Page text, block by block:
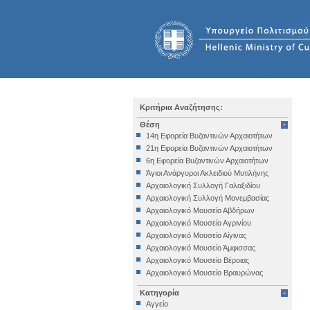
Κριτήρια Αναζήτησης:
Θέση
14η Εφορεία Βυζαντινών Αρχαιοτήτων
21η Εφορεία Βυζαντινών Αρχαιοτήτων
6η Εφορεία Βυζαντινών Αρχαιοτήτων
Άγιοι Ανάργυροι Ακλειδιού Μυτιλήνης
Αρχαιολογική Συλλογή Γαλαξιδίου
Αρχαιολογική Συλλογή Μονεμβασίας
Αρχαιολογικό Μουσείο Αβδήρων
Αρχαιολογικό Μουσείο Αγρινίου
Αρχαιολογικό Μουσείο Αίγινας
Αρχαιολογικό Μουσείο Άμφισσας
Αρχαιολογικό Μουσείο Βέροιας
Αρχαιολογικό Μουσείο Βραυρώνας
Αρχαιολογικό Μουσείο Δελφών
Αρχαιολογικό Μουσείο Ηγουμενίτσας
Κατηγορία
Αγγείο